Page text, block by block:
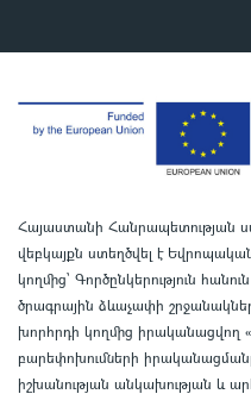
Հայաստանի Հանրապետության
վեբկայքն ստեղծվել է
կողմից՝ Գործընկերություն
ծրագրային ձևաչափի
խորհրդի կողմից իրականացվող
բարեփոխումների
իշխանության անկախության և